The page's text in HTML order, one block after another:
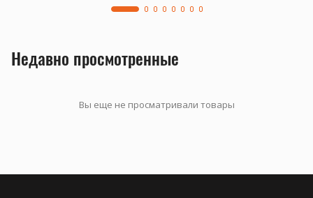
Недавно просмотренные
Вы еще не просматривали товары